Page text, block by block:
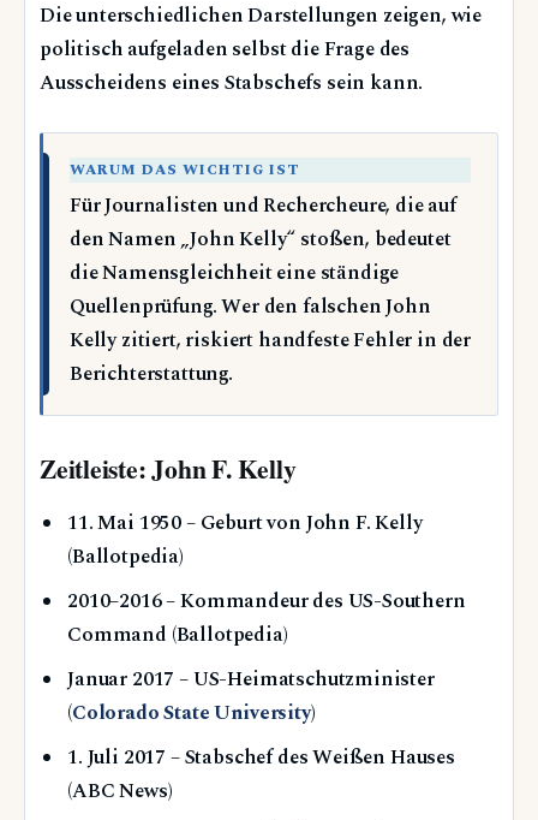
Die unterschiedlichen Darstellungen zeigen, wie
politisch aufgeladen selbst die Frage des
Ausscheidens eines Stabschefs sein kann.
WARUM DAS WICHTIG IST
Für Journalisten und Rechercheure, die auf
den Namen „John Kelly“ stoßen, bedeutet
die Namensgleichheit eine ständige
Quellenprüfung. Wer den falschen John
Kelly zitiert, riskiert handfeste Fehler in der
Berichterstattung.
Zeitleiste: John F. Kelly
11. Mai 1950– Geburt von John F. Kelly
(Ballotpedia)
2010–2016– Kommandeur des US-Southern
Command (Ballotpedia)
Januar 2017 – US-Heimatschutzminister
(Colorado State University)
1. Juli 2017 – Stabschef des Weißen Hauses
(ABC News)